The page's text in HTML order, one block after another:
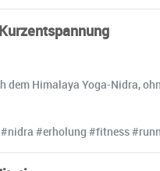
dem Himalaya Yoga-Nidra,
#erholung #fitness